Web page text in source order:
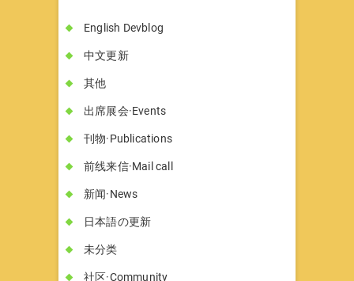
English Devblog
中文更新
其他
出席展会·Events
刊物·Publications
前线来信·Mail call
新闻·News
日本語の更新
未分类
社区·Community